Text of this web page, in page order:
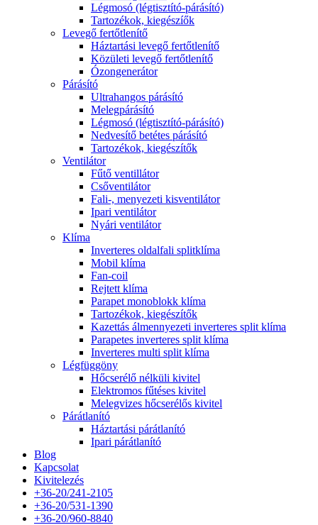
Légmosó (légtisztító-párásító)
Tartozékok, kiegészíők
Levegő fertőtlenítő
Háztartási levegő fertőtlenítő
Közületi levegő fertőtlenítő
Ózongenerátor
Párásító
Ultrahangos párásító
Melegpárásító
Légmosó (légtisztító-párásító)
Nedvesítő betétes párásító
Tartozékok, kiegészítők
Ventilátor
Fűtő ventillátor
Csőventilátor
Fali-, menyezeti kisventilátor
Ipari ventilátor
Nyári ventilátor
Klíma
Inverteres oldalfali splitklíma
Mobil klíma
Fan-coil
Rejtett klíma
Parapet monoblokk klíma
Tartozékok, kiegészítők
Kazettás álmennyezeti inverteres split klíma
Parapetes inverteres split klíma
Inverteres multi split klíma
Légfüggöny
Hőcserélő nélküli kivitel
Elektromos fűtéses kivitel
Melegvizes hőcserélős kivitel
Párátlanító
Háztartási párátlanító
Ipari párátlanító
Blog
Kapcsolat
Kivitelezés
+36-20/241-2105
+36-20/531-1390
+36-20/960-8840